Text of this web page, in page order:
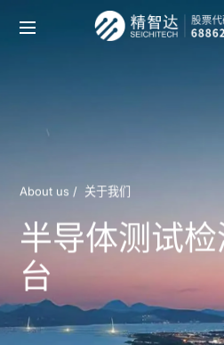
About us / 关于我们
半导体测试
台